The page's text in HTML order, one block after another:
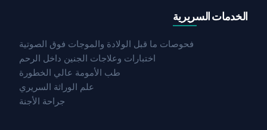
الخدمات السريرية
فحوصات ما قبل الولادة والموجات فوق الصوتية
اختبارات وعلاجات الجنين داخل الرحم
طب الأمومة عالي الخطورة
علم الوراثة السريري
جراحة الأجنة